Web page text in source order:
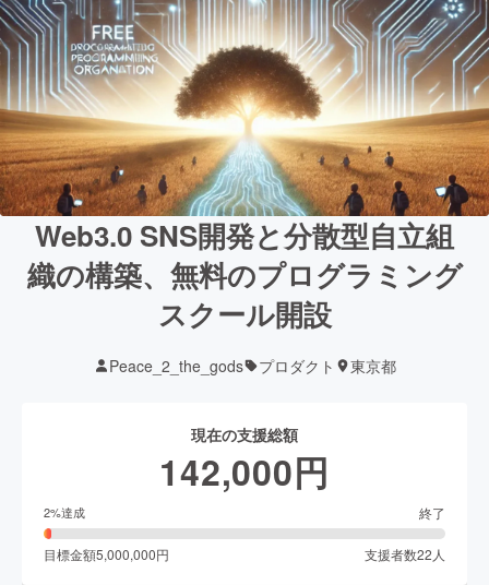
Web3.0 SNS開発と分散型自立組
織の構築、無料のプログラミング
スクール開設
Peace_2_the_gods プロダクト 東京都
現在の支援総額
142,000円
2%達成 終了
目標金額5,000,000円 支援者数22 人